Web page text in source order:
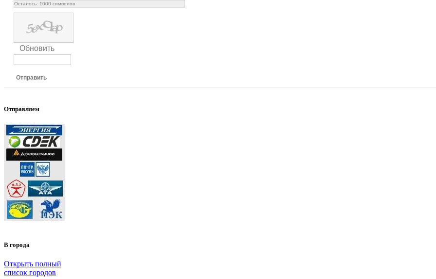
Осталось: 1000 символов
Обновить
Отправить
Отправляем
В города
Открыть полный
список городов